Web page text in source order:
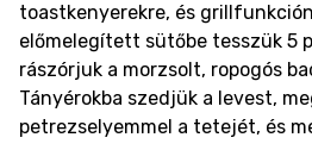
toastkenyerekre, és
előmelegített sütőbe tesszük 5
rászórjuk a morzsolt, ropogós
Tányérokba szedjük a levest,
petrezselyemmel a tetejét, és